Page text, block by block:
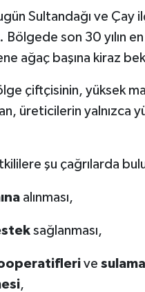
Sultandağı ve Çay
son 30 yılın
ağaç başına kiraz
çiftçisinin, yüksek
üreticilerin yalnızca
şu çağrılarda
alınması,
sağlanması,
ve
,